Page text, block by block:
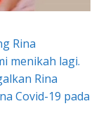
Rina
menikah lagi.
Rina
Covid-19 pada